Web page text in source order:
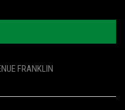
FRANKLIN